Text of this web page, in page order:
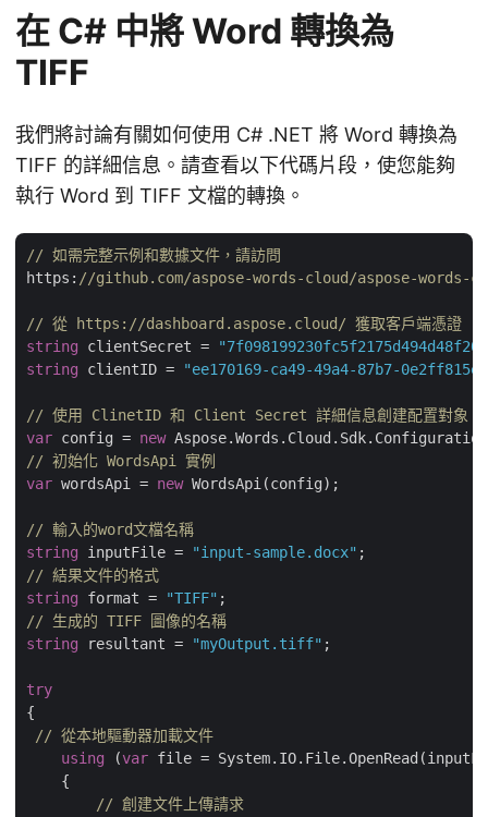
在 C# 中將 Word 轉換為
TIFF
我們將討論有關如何使用 C# .NET 將 Word 轉換為
TIFF 的詳細信息。請查看以下代碼片段，使您能夠
執行 Word 到 TIFF 文檔的轉換。
// 如需完整示例和數據文件，請訪問
https: //github.com/aspose-words-cloud/aspose-words-
// 從 https://dashboard.aspose.cloud/ 獲取客戶端憑證
string clientSecret =
string clientID = "ee170169-ca49-49a4-87b7-
// 使用 ClinetID 和 Client Secret 詳細信息創建配置對象
var config = new
// 初始化 WordsApi 實例
var wordsApi = new WordsApi(config);
// 輸入的word文檔名稱
string inputFile = "input-sample.docx"
// 結果文件的格式
string format = "TIFF"
// 生成的 TIFF 圖像的名稱
string resultant = "myOutput.tiff" ;
try
{
// 從本地驅動器加載文件
using (var file =
    {
// 創建文件上傳請求